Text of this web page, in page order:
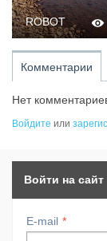
ROBOT
Комментарии
Нет
Войдите или
Войти на сайт
E-mail